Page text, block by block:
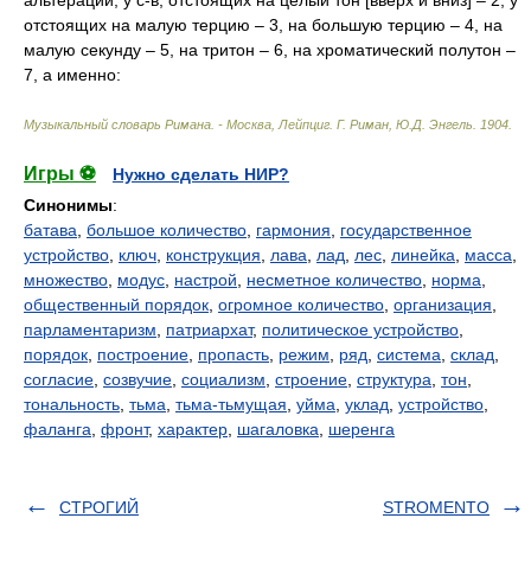
отстоящих на малую терцию – 3, на большую терцию – 4, на
малую секунду – 5, на тритон – 6, на хроматический полутон –
7, а именно:
Музыкальный словарь Римана. - Москва, Лейпциг Г. Риман, Ю.Д. Энгель 1904
Игры ⚽
Нужно сделать НИР?
Синонимы:
батава большое количество гармония
государственное
устройство ключ конструкция лава лад лес линейка масса
множество модус настрой несметное количество норма
общественный порядок огромное количество организация
парламентаризм
патриархат, политическое устройство
порядок построение пропасть режим ряд система склад
согласие созвучие социализм строение структура тон
тональность тьма тьма-тьмущая уйма уклад устройство
фаланга фронт, характер шагаловка шеренга
СТРОГИЙ STROMENTO